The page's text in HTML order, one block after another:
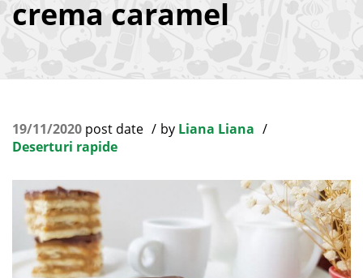
crema caramel
19/11/2020 post date by Liana Liana
Deserturi rapide